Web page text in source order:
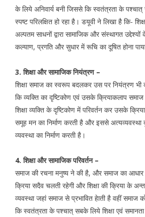
के लिये अनिवार्य बनी जिससे कि स्वतंत्रता के पश्चात्
स्पष्ट परिलक्षित हो रहा है। डयूवी ने लिखा है कि-
अल्पतम साधनों द्वारा सामाजिक और संस्थागत
कल्याण, प्रगति और सुधार में रूचि का दूषित होना
3. शिक्षा और सामाजिक नियंत्रण –
शिक्षा समाज का स्वरूप बदलकर उस पर नियंत्रण भी
कि व्यक्ति का दृष्टिकोण एवं उसके क्रियाकलाप
शिक्षा व्यक्ति के दृष्टिकोण में परिवर्तन कर उसके
समूह मन का निर्माण करती है और इससे
व्यवस्था का निर्माण करती है।
4. शिक्षा और सामाजिक परिवर्तन –
समाज की रचना मनुष्य ने की है, और समाज का आधार
क्रिया सदैव चलती रहेगी और शिक्षा की क्रिया के
व्यवस्था जहां समाज से प्रभावित हेाती है वहीं समाज
कि स्वतंत्रता के पश्चात् सबके लिये शिक्षा एवं